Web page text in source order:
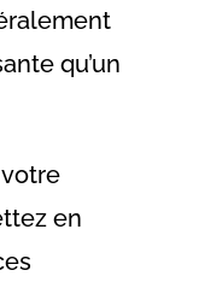
qu’un
en